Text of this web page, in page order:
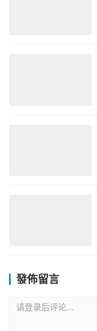
發佈留言
请登录后评论...